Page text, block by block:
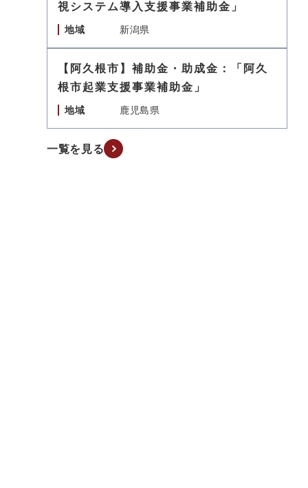
視システム導入支援事業補助金」
地域 新潟県
【阿久根市】補助金・助成金：「阿久
根市起業支援事業補助金」
地域 鹿児島県
一覧を見る